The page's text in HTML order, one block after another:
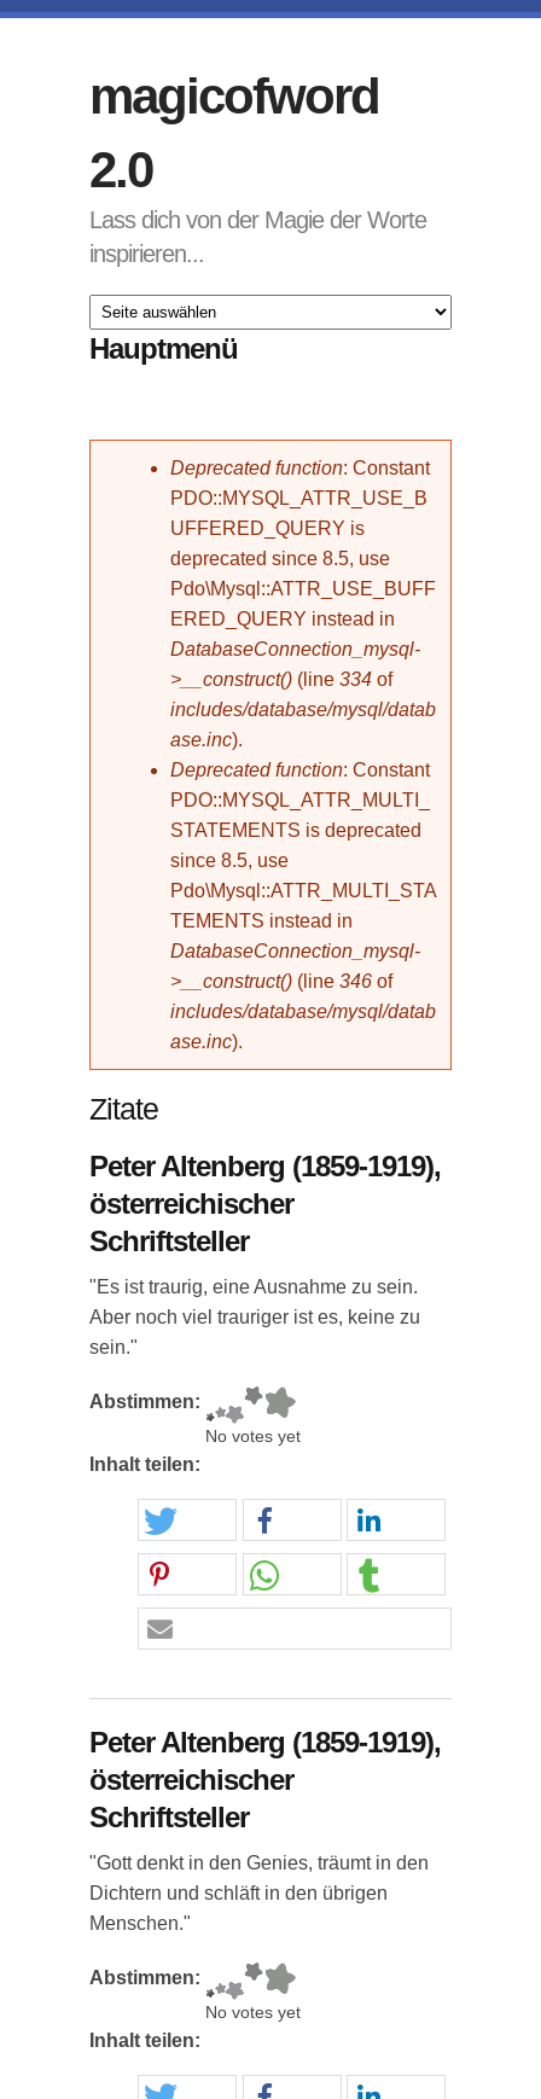
magicofword
2.0
Lass dich von der Magie der Worte
inspirieren...
Hauptmenü
Fehlermeldung
Deprecated function: Constant
PDO::MYSQL_ATTR_USE_B
UFFERED_QUERY is
deprecated since 8.5, use
Pdo\Mysql::ATTR_USE_BUFF
ERED_QUERY instead in
DatabaseConnection_mysql-
>__construct() (line 334 of
includes/database/mysql/datab
ase.inc).
Deprecated function: Constant
PDO::MYSQL_ATTR_MULTI_
STATEMENTS is deprecated
since 8.5, use
Pdo\Mysql::ATTR_MULTI_STA
TEMENTS instead in
DatabaseConnection_mysql-
>__construct() (line 346 of
includes/database/mysql/datab
ase.inc).
Zitate
Peter Altenberg (1859-1919),
österreichischer
Schriftsteller
"Es ist traurig, eine Ausnahme zu sein.
Aber noch viel trauriger ist es, keine zu
sein."
Abstimmen:
No votes yet
Inhalt teilen:
Peter Altenberg (1859-1919),
österreichischer
Schriftsteller
"Gott denkt in den Genies, träumt in den
Dichtern und schläft in den übrigen
Menschen."
Abstimmen:
No votes yet
Inhalt teilen: